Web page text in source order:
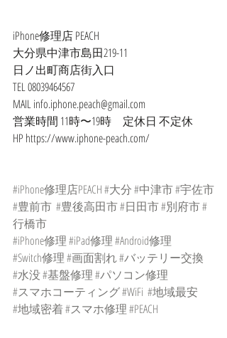
iPhone修理店 PEACH
大分県中津市島田219-11
日ノ出町商店街入口
TEL 08039464567
MAIL info.iphone.peach@gmail.com
営業時間 11時〜19時　定休日 不定休
HP https://www.iphone-peach.com/
#iPhone修理店PEACH#大分#中津市#宇佐市
#豊前市 #豊後高田市#日田市#別府市#
行橋市
#iPhone修理#iPad修理#Android修理
#Switch修理#画面割れ#バッテリー交換
#水没#基盤修理#パソコン修理
#スマホコーティング#WiFi #地域最安
#地域密着#スマホ修理#PEACH